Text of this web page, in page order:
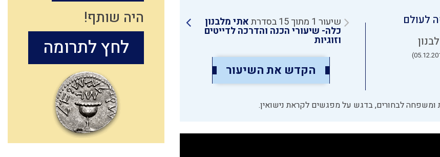
לעולם שיעור 1 מתוך 15 בסדרת אתי מלבנון
כלה- שיעורי הכנה והדרכה לדייטים
וזוגיות
הקדש את השיעור
ומשפחה לבחורים, בדגש על מפגשים לקראת נישואין.
היה שותף!
לחץ לתרומה